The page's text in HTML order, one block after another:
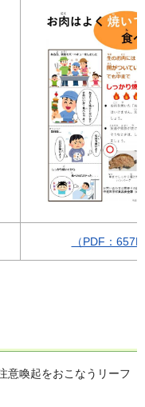
（PDF：
意喚起をおこなうリーフ